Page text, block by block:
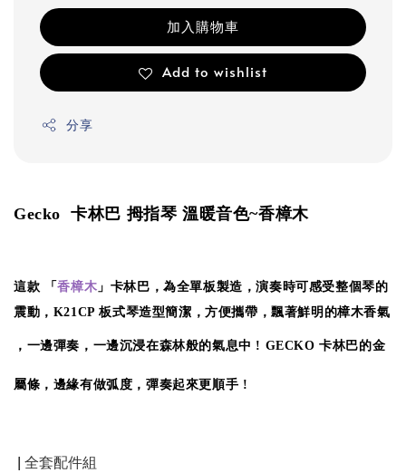
加入購物車
Add to wishlist
分享
Gecko 卡林巴 拇指琴 溫暖音色~香樟木
這款 「香樟木 」卡林巴，為全單板製造，演奏時可感受整個琴的
震動， K21CP 板式琴造型簡潔，方便攜帶 ，飄著鮮明的樟木香氣
，一邊彈奏，一邊沉浸在森林般的氣息中 ! GECKO 卡林巴的金
屬條，邊緣有做弧度，彈奏起來更順手 !
| 全套配件組